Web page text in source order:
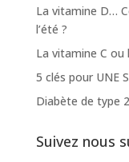
La vitamine D…
l’été ?
La vitamine C ou
5 clés pour UNE
Diabète de type
Suivez nous